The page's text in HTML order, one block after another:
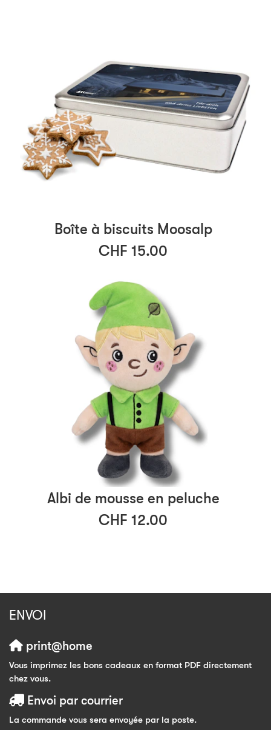
Boîte à biscuits Moosalp
CHF 15.00
Albi de mousse en peluche
CHF 12.00
ENVOI
print@home
Vous imprimez les bons cadeaux en format PDF directement
chez vous.
Envoi par courrier
La commande vous sera envoyée par la poste.